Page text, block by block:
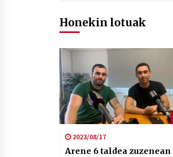
Honekin lotuak
2023/08/17
Arene 6 taldea zuzenean